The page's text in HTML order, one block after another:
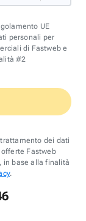
UE
personali per
di Fastweb e
#2
dei dati
Fastweb
in base alla finalità
.